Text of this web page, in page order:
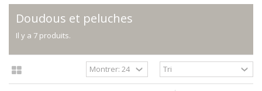
Doudous et peluches
Il y a 7 produits.